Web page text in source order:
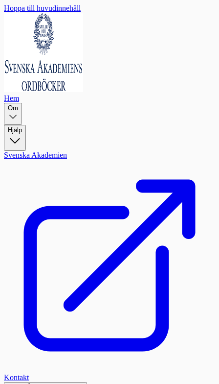
Hoppa till huvudinnehåll
Hem
Om
Hjälp
Svenska Akademien
Kontakt